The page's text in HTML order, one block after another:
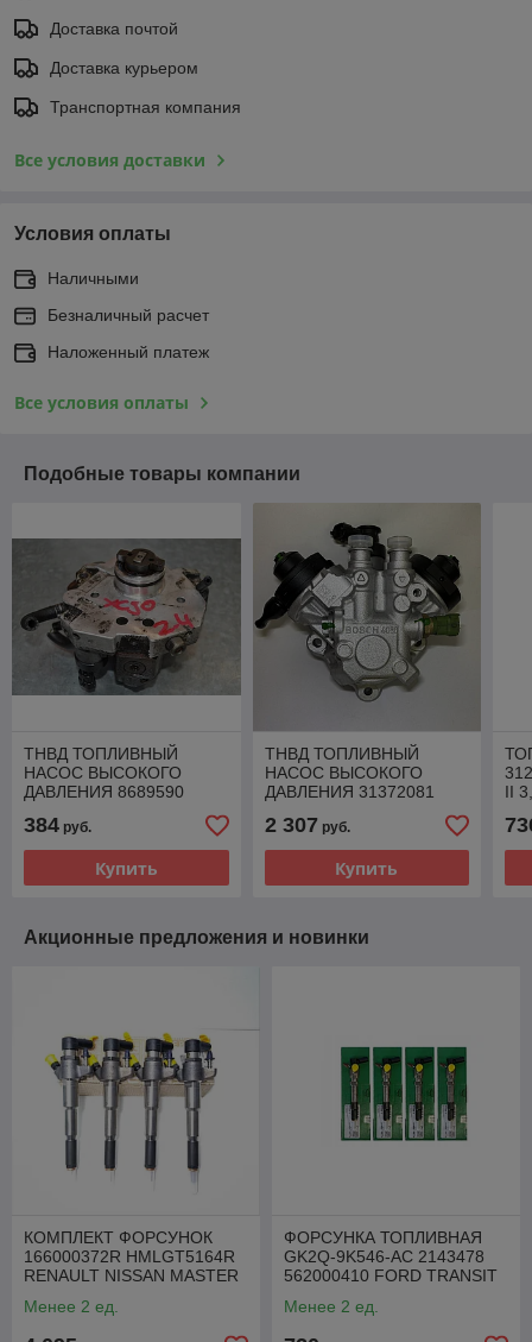
Доставка почтой
Доставка курьером
Транспортная компания
Все условия доставки
Условия оплаты
Наличными
Безналичный расчет
Наложенный платеж
Все условия оплаты
Подобные товары компании
ТНВД ТОПЛИВНЫЙ
НАСОС ВЫСОКОГО
ДАВЛЕНИЯ 8689590
384 руб.
Купить
ТНВД ТОПЛИВНЫЙ
НАСОС ВЫСОКОГО
ДАВЛЕНИЯ 31372081
0445010681 VOLVO XC60
XC 60
2 307 руб.
Купить
II
Акционные предложения и новинки
КОМПЛЕКТ ФОРСУНОК
166000372R HMLGT5164R
RENAULT NISSAN MASTER
Менее 2 ед.
ФОРСУНКА ТОПЛИВНАЯ
GK2Q-9K546-AC 2143478
562000410 FORD TRANSIT
Менее 2 ед.